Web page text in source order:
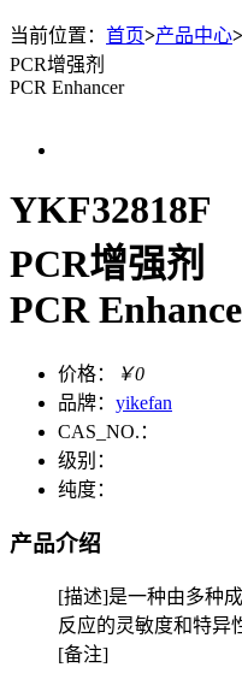
当前位置： 首页>产品中心>
PCR增强剂
PCR Enhancer
YKF32818F
PCR增强剂
PCR
价格：
￥0
品牌： yikefan
CAS_NO.：
级别：
纯度：
产品介绍
[描述]是一种由多种
反应的灵敏度和特异
[备注]